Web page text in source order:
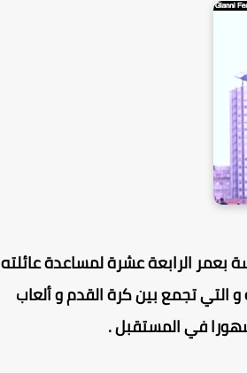
بعمر الرابعة عشرة لمساعدة عائلته
التي تجمع بين كرة القدم و ألعاب
في المستقبل .